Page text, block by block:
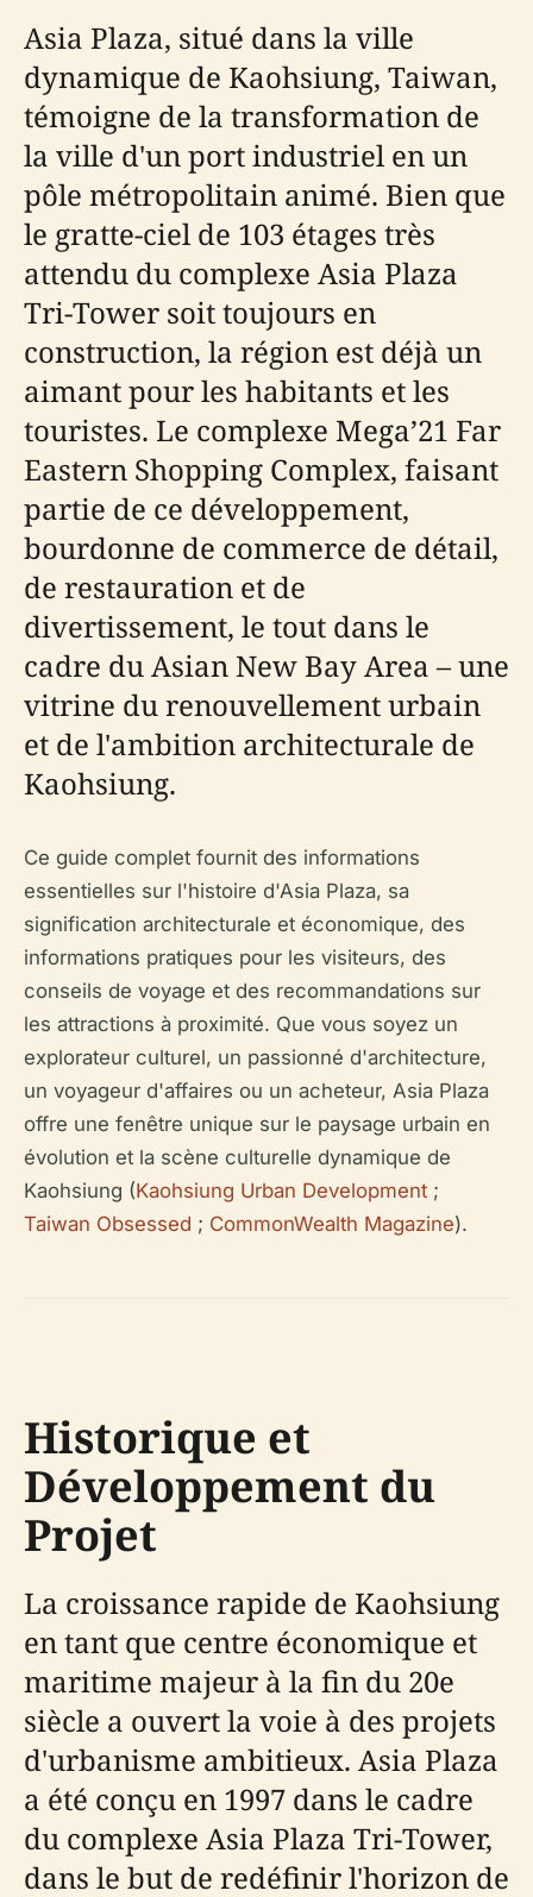
Asia Plaza, situé dans la ville
dynamique de Kaohsiung, Taiwan,
témoigne de la transformation de
la ville d'un port industriel en un
pôle métropolitain animé. Bien que
le gratte-ciel de 103 étages très
attendu du complexe Asia Plaza
Tri-Tower soit toujours en
construction, la région est déjà un
aimant pour les habitants et les
touristes. Le complexe Mega’21 Far
Eastern Shopping Complex, faisant
partie de ce développement,
bourdonne de commerce de détail,
de restauration et de
divertissement, le tout dans le
cadre du Asian New Bay Area – une
vitrine du renouvellement urbain
et de l'ambition architecturale de
Kaohsiung.
Ce guide complet fournit des informations
essentielles sur l'histoire d'Asia Plaza, sa
signification architecturale et économique, des
informations pratiques pour les visiteurs, des
conseils de voyage et des recommandations sur
les attractions à proximité. Que vous soyez un
explorateur culturel, un passionné d'architecture,
un voyageur d'affaires ou un acheteur, Asia Plaza
offre une fenêtre unique sur le paysage urbain en
évolution et la scène culturelle dynamique de
Kaohsiung (Kaohsiung Urban Development ;
Taiwan Obsessed ; CommonWealth Magazine).
Historique et
Développement du
Projet
La croissance rapide de Kaohsiung
en tant que centre économique et
maritime majeur à la fin du 20e
siècle a ouvert la voie à des projets
d'urbanisme ambitieux. Asia Plaza
a été conçu en 1997 dans le cadre
du complexe Asia Plaza Tri-Tower,
dans le but de redéfinir l'horizon de